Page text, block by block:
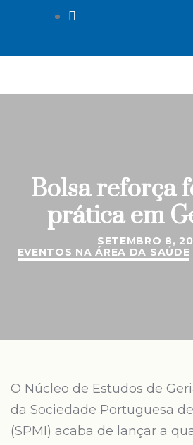
Bolsa reforça
prática em
SETEMBRO 8,
EVENTOS NA ÁREA DA SAÚDE
O Núcleo de Estudos de
da Sociedade Portuguesa
(SPMI) acaba de lançar a